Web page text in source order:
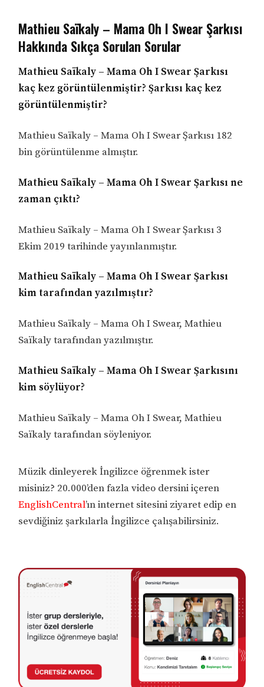
Mathieu Saïkaly – Mama Oh I Swear Şarkısı
Hakkında Sıkça Sorulan Sorular
Mathieu Saïkaly – Mama Oh I Swear Şarkısı
kaç kez görüntülenmiştir? Şarkısı kaç kez
görüntülenmiştir?
Mathieu Saïkaly – Mama Oh I Swear Şarkısı 182
bin görüntülenme almıştır.
Mathieu Saïkaly – Mama Oh I Swear Şarkısı ne
zaman çıktı?
Mathieu Saïkaly – Mama Oh I Swear Şarkısı 3
Ekim 2019 tarihinde yayınlanmıştır.
Mathieu Saïkaly – Mama Oh I Swear Şarkısı
kim tarafından yazılmıştır?
Mathieu Saïkaly – Mama Oh I Swear, Mathieu
Saïkaly tarafından yazılmıştır.
Mathieu Saïkaly – Mama Oh I Swear Şarkısını
kim söylüyor?
Mathieu Saïkaly – Mama Oh I Swear, Mathieu
Saïkaly tarafından söyleniyor.
Müzik dinleyerek İngilizce öğrenmek ister
misiniz? 20.000’den fazla video dersini içeren
EnglishCentral’ın internet sitesini ziyaret edip en
sevdiğiniz şarkılarla İngilizce çalışabilirsiniz.